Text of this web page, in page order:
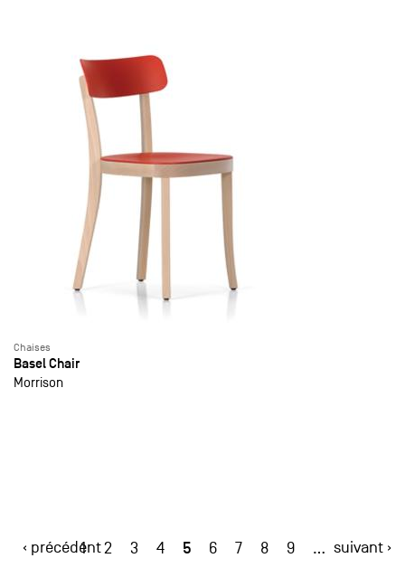
Chaises
Basel Chair
Morrison
‹ précédent
1 2 3 4 5 6 7 8 9 … suivant ›